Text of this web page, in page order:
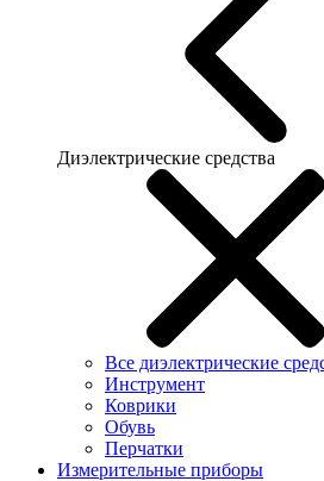
Диэлектрические средства
Все диэлектрические
Инструмент
Коврики
Обувь
Перчатки
Измерительные приборы